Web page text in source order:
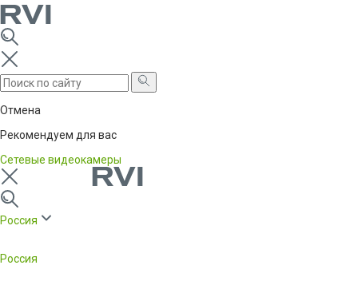
Отмена
Рекомендуем для вас
Сетевые видеокамеры
Россия
Россия